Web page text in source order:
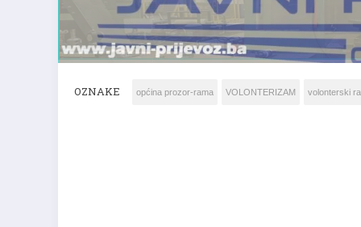
OZNAKE općina prozor-rama VOLONTERIZAM volonterski